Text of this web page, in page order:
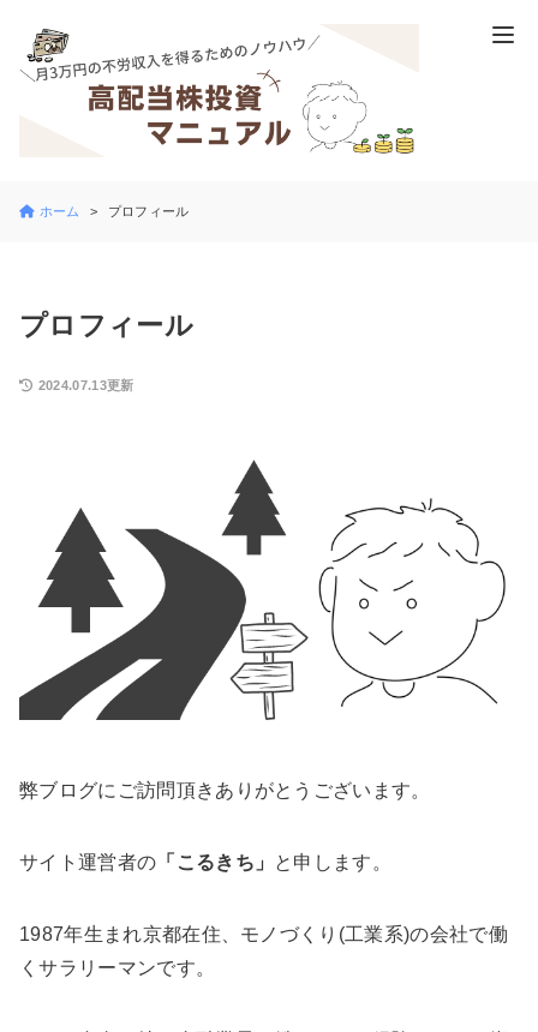
ホーム プロフィール
プロフィール
2024.07.13更新
弊ブログにご訪問頂きありがとうございます。
サイト運営者の 「こるきち」 と申します。
1987年生まれ京都在住、モノづくり(工業系)の会社で働
くサラリーマンです。